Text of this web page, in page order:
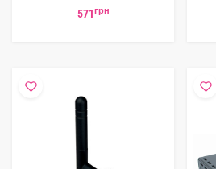
571грн